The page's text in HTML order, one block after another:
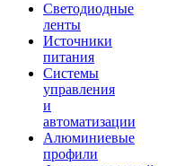
Светодиодные
ленты
Источники
питания
Системы
управления
и
автоматизации
Алюминиевые
профили